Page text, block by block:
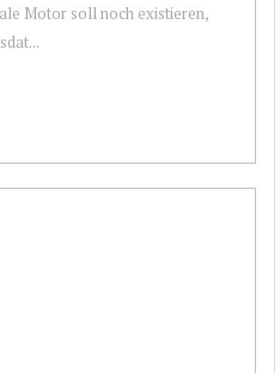
Motor soll noch existieren,